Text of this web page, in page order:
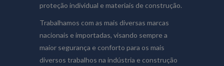
proteção individual e materiais de construção.
Trabalhamos com as mais diversas marcas
nacionais e importadas, visando sempre a
maior segurança e conforto para os mais
diversos trabalhos na indústria e construção